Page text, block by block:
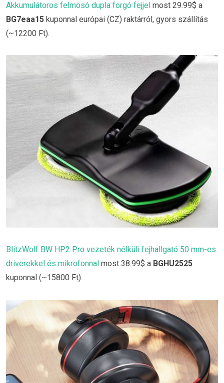
Akkumulátoros felmosó dupla forgó fejjel most 29.99$ a
BG7eaa15 kuponnal európai (CZ) raktárról, gyors szállítás
(~12200 Ft).
BlitzWolf BW HP2 Pro vezeték nélküli fejhallgató 50 mm-es
driverekkel és mikrofonnal most 38.99$ a BGHU2525
kuponnal (~15800 Ft).